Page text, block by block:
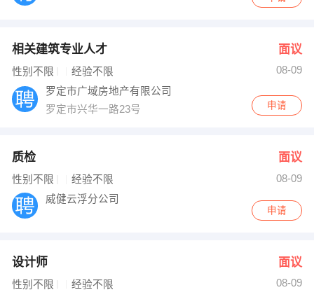
网络IT
快递员
收银员 技术员/工程师
水电/机修
出纳
编辑
跟单
相关建筑专业人才 面议
性别不限 经验不限
08-09
罗定市广域房地产有限公司
罗定市兴华一路23号
申请
质检 面议
性别不限 经验不限
08-09
威健云浮分公司
申请
设计师 面议
性别不限 经验不限
08-09